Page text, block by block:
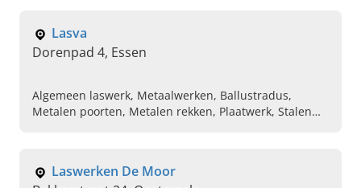
Lasva
Dorenpad 4, Essen
Algemeen laswerk, Metaalwerken, Ballustradus,
Metalen poorten, Metalen rekken, Plaatwerk, Stalen
Laswerken De Moor